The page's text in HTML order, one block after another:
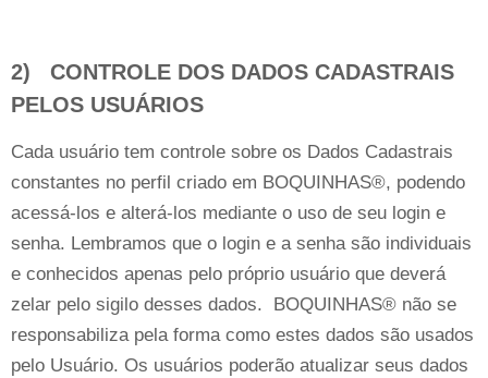
2) CONTROLE DOS DADOS CADASTRAIS
PELOS USUÁRIOS
Cada usuário tem controle sobre os Dados Cadastrais
constantes no perfil criado em BOQUINHAS®, podendo
acessá-los e alterá-los mediante o uso de seu login e
senha. Lembramos que o login e a senha são individuais
e conhecidos apenas pelo próprio usuário que deverá
zelar pelo sigilo desses dados. BOQUINHAS® não se
responsabiliza pela forma como estes dados são usados
pelo Usuário. Os usuários poderão atualizar seus dados